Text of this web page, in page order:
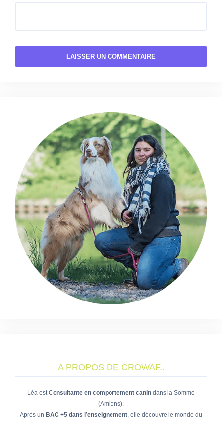
A PROPOS DE CROWAF..
Léa est Consultante en comportement canin dans la Somme
(Amiens).
Après un BAC +5 dans l’enseignement, elle découvre le monde du